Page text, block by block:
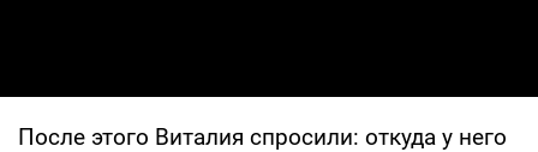
После этого Виталия спросили: откуда у него